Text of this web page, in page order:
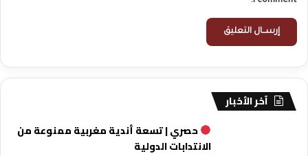
آخر الأخبار
حصري | تسعة أندية مغربية ممنوعة من
الانتدابات الدولية